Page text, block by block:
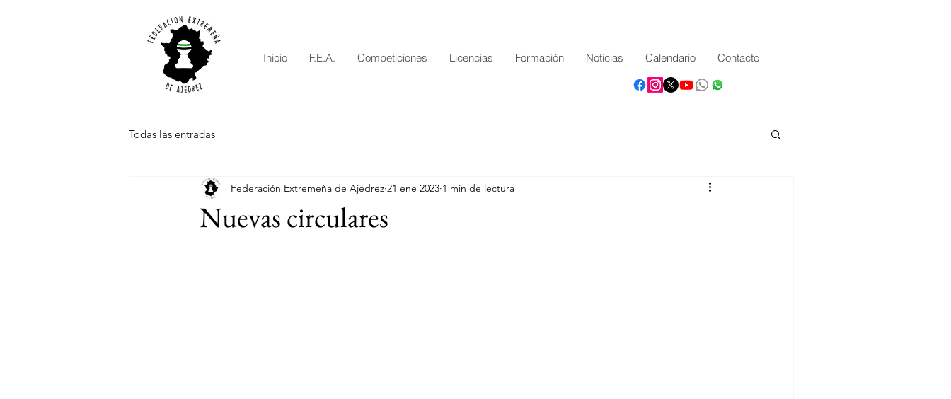
Inicio F.E.A. Competiciones Licencias Formación Noticias Calendario Contacto
Todas las entradas
Nuevas circulares
Federación Extremeña de Ajedrez 21 ene 2023 1 min de lectura